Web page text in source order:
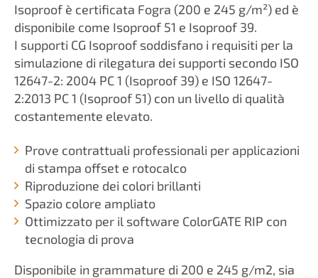
Isoproof è certificata Fogra (200 e 245 g/m²) ed è
disponibile come Isoproof 51 e Isoproof 39.
I supporti CG Isoproof soddisfano i requisiti per la
simulazione di rilegatura dei supporti secondo ISO
12647-2: 2004 PC 1 (Isoproof 39) e ISO 12647-
2:2013 PC 1 (Isoproof 51) con un livello di qualità
costantemente elevato.
Prove contrattuali professionali per applicazioni
di stampa offset e rotocalco
Riproduzione dei colori brillanti
Spazio colore ampliato
Ottimizzato per il software ColorGATE RIP con
tecnologia di prova
Disponibile in grammature di 200 e 245 g/m2, sia